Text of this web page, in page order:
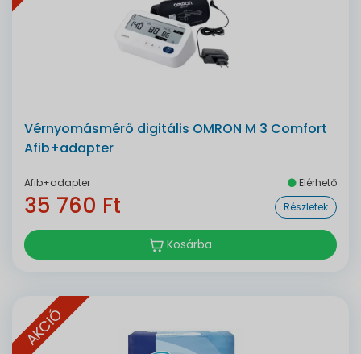
Vérnyomásmérő digitális OMRON M 3 Comfort
Afib+adapter
Afib+adapter Elérhető
35 760 Ft Részletek
Kosárba
AKCIÓ